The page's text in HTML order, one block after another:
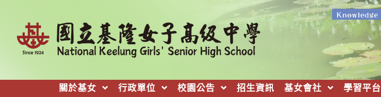
關於基女 行政單位 校園公告 招生資訊 基女會社 學習平台